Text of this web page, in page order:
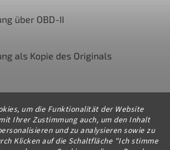
um die Funktionalität der Website
Ihrer Zustimmung auch, um den Inhalt
und zu analysieren sowie zu
Klicken auf die Schaltfläche "Ich stimme
über OBD-II
als Kopie des Originals